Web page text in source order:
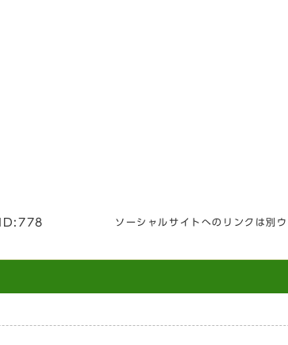
ID:778 ソーシャルサイトへのリンクは別